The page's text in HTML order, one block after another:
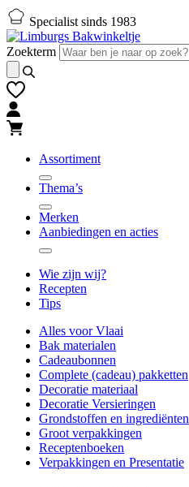
Naar
hoofd-
inhoud
gaan
Naar
footer
gaan
Specialist sinds 1983
Zoekterm
Assortiment
Thema’s
Merken
Aanbiedingen en acties
Wie zijn wij?
Recepten
Tips
Alles voor Vlaai
Bak materialen
Cadeaubonnen
Complete (cadeau) pakketten
Decoratie materiaal
Decoratie Versieringen
Grondstoffen en ingrediënten
Groot verpakkingen
Receptenboeken
Verpakkingen en Presentatie